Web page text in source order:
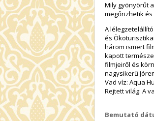
Mily gyönyörűt
megőrizhetik
A
és
három ismert
kapott
filmjeiről és
nagysikerű
Vad víz: Aqua
Rejtett világ: A
Bemutató